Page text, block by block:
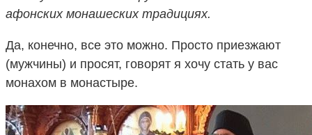
афонских монашеских традициях.
Да, конечно, все это можно. Просто приезжают
(мужчины) и просят, говорят я хочу стать у вас
монахом в монастыре.